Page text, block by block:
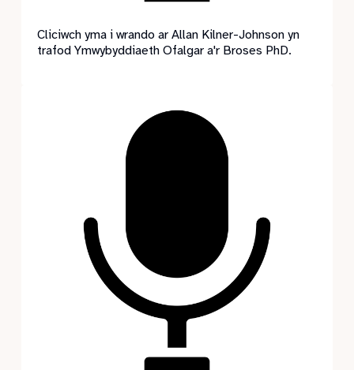
Cliciwch yma i wrando ar Allan Kilner-Johnson yn
trafod Ymwybyddiaeth Ofalgar a'r Broses PhD.